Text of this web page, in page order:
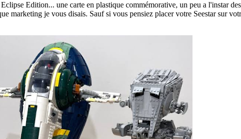
Edition... une carte en plastique commémorative, un peu a l'instar
marketing je vous disais. Sauf si vous pensiez placer votre Seestar sur